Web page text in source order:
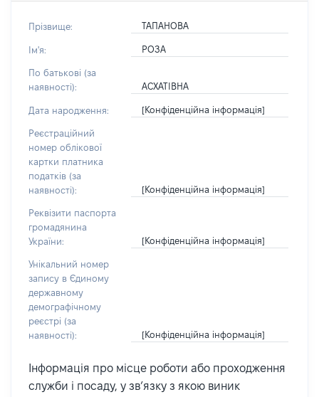
Прізвище: ТАПАНОВА
Ім'я: РОЗА
По батькові (за
наявності):
АСХАТІВНА
Дата народження: [Конфіденційна інформація]
Реєстраційний
номер облікової
картки платника
податків (за
наявності):
[Конфіденційна інформація]
Реквізити паспорта
громадянина
України:
[Конфіденційна інформація]
Унікальний номер
запису в Єдиному
державному
демографічному
реєстрі (за
наявності):
[Конфіденційна інформація]
Інформація про місце роботи або проходження
служби і посаду, у зв’язку з якою виник